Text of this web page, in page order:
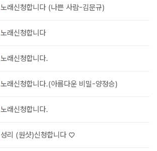
노래신청합니다 (나쁜 사람-김문규)
노래신청합니다
노래신청합니다.
노래신청합니다.(아름다운 비밀-양정승)
노래신청합니다.
성리 (원샷)신청합니다 ♡